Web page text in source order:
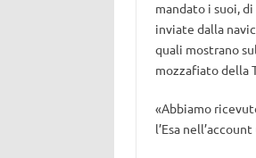
mandato i suoi,
inviate dalla
quali mostrano
mozzafiato della
«Abbiamo
l’Esa